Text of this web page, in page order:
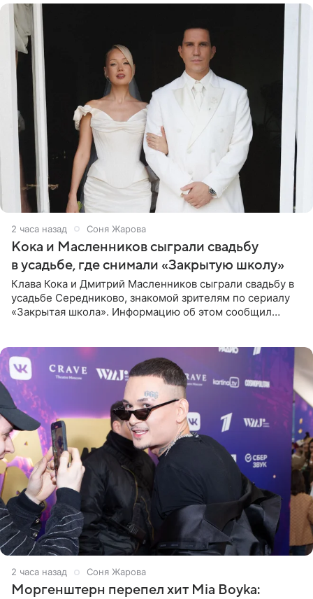
2 часа назад Соня Жарова
Кока и Масленников сыграли свадьбу
в усадьбе, где снимали «Закрытую школу»
Клава Кока и Дмитрий Масленников сыграли свадьбу в
усадьбе Середниково, знакомой зрителям по сериалу
«Закрытая школа». Информацию об этом сообщил
2 часа назад Соня Жарова
Моргенштерн перепел хит Mia Boyka: